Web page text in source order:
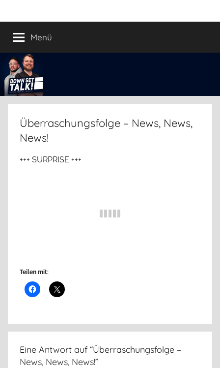
Inhalt
springen
Down
Set
Talk!
PodcastMenü
Überraschungsfolge – News, News,
News!
+++ SURPRISE +++
Teilen mit:
Eine Antwort auf “Überraschungsfolge –
News, News, News!”